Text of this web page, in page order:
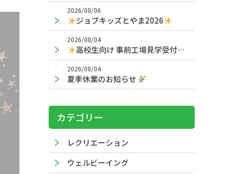
ジョブキッズとやま2026
2026/08/06
高校生向け 事前工場見学受付中！
2026/08/04
夏季休業のお知らせ
2026/08/04
カテゴリー
レクリエーション
ウェルビーイング